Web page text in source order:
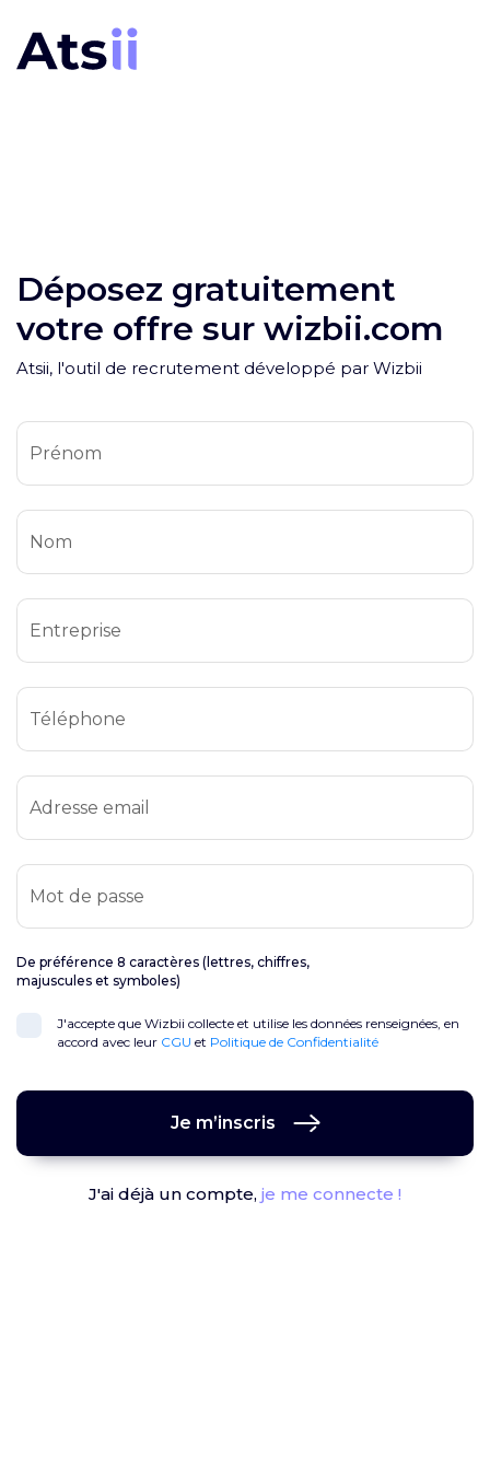
Déposez gratuitement
votre offre sur wizbii.com
Atsii, l'outil de recrutement développé par Wizbii
Prénom
Nom
Entreprise
Téléphone
Adresse email
Mot de passe
De préférence 8 caractères (lettres, chiffres,
majuscules et symboles)
J'accepte que Wizbii collecte et utilise les données renseignées, en
accord avec leur CGU et Politique de Confidentialité
Je m’inscris
J'ai déjà un compte, je me connecte !